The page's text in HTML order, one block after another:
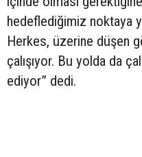
hedeflediğimiz noktaya
Herkes, üzerine düşen
çalışıyor. Bu yolda da
ediyor” dedi.